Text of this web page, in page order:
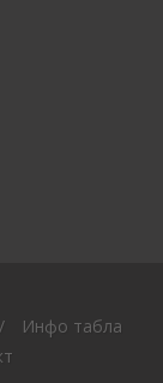
/
Инфо табла